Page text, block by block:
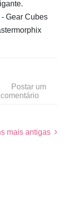
Gear Cubes
Postar um
comentário
mais antigas